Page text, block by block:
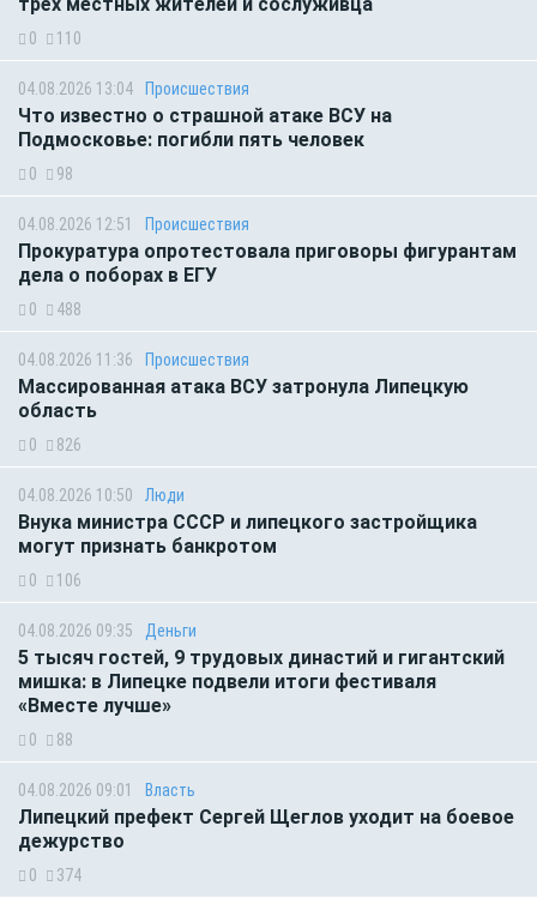
0 110
04.08.2026 13:04 Происшествия
Что известно о страшной атаке ВСУ на
Подмосковье: погибли пять человек
0 98
04.08.2026 12:51 Происшествия
Прокуратура опротестовала приговоры фигурантам
дела о поборах в ЕГУ
0 488
04.08.2026 11:36 Происшествия
Массированная атака ВСУ затронула Липецкую
область
0 826
04.08.2026 10:50 Люди
Внука министра СССР и липецкого застройщика
могут признать банкротом
0 106
04.08.2026 09:35 Деньги
5 тысяч гостей, 9 трудовых династий и гигантский
мишка: в Липецке подвели итоги фестиваля
«Вместе лучше»
0 88
04.08.2026 09:01 Власть
Липецкий префект Сергей Щеглов уходит на боевое
дежурство
0 374